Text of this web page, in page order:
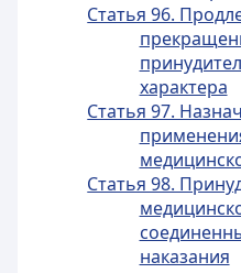
Статья 96.
характера
Статья 97.
Статья 98.
наказания